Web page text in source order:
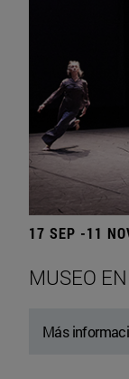
17 SEP -11
MUSEO
Más